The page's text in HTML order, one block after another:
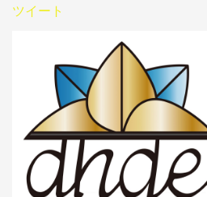
ツイート